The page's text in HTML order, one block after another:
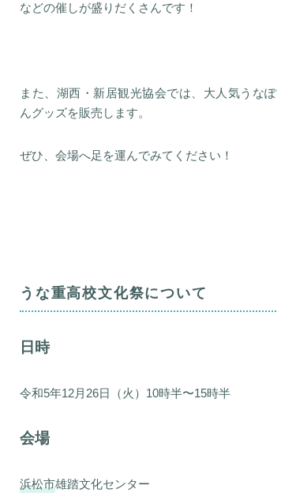
などの催しが盛りだくさんです！
また、湖西・新居観光協会では、大人気うなぽ
んグッズを販売します。
ぜひ、会場へ足を運んでみてください！
うな重高校文化祭について
日時
令和5年12月26日（火）10時半〜15時半
会場
浜松市雄踏文化センター